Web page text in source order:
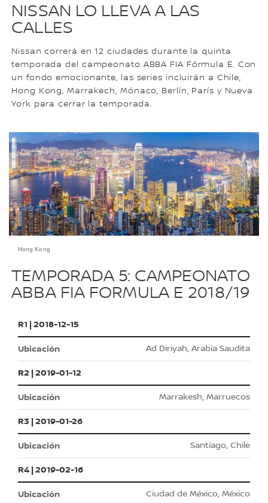
NISSAN LO LLEVA A LAS
CALLES
Nissan correrá en 12 ciudades durante la quinta
temporada del campeonato ABBA FIA Fórmula E. Con
un fondo emocionante, las series incluirán a Chile,
Hong Kong, Marrakech, Mónaco, Berlín, París y Nueva
York para cerrar la temporada.
Hong Kong
TEMPORADA 5: CAMPEONATO
ABBA FIA FORMULA E 2018/19
R1 | 2018-12-15
Ad Diriyah, Arabia Saudita
R2 | 2019-01-12
Marrakesh, Marruecos
R3 | 2019-01-26
Santiago, Chile
R4 | 2019-02-16
Ciudad de México, México